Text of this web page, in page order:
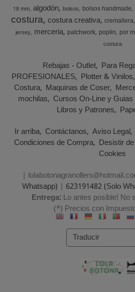
18 mm algodón bolsos bolsos handmade
costura costura creativa cremallera
jersey merceria patchwork poplin por
costura
Rebajas - Outlet Para
PROFESIONALES Plotter & Vinilos
Costura Maquinas de Coser
mochilas Cursos On-Line y
Libros y Patrones
Ir arriba Contáctanos Aviso Legal
Condiciones de Compra Desistir
Cookies
|
Whatsapp) | 623191482 (Solo
Entrega:Lo antes posible! No
(*) Precios con